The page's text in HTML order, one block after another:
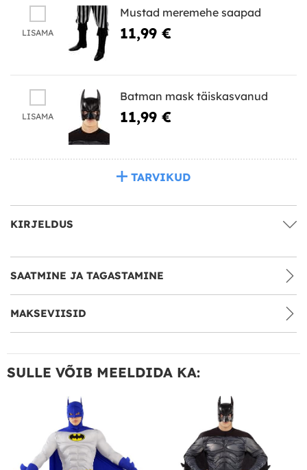
LISAMA
Mustad meremehe saapad
11,99 €
LISAMA
Batman mask täiskasvanud
11,99 €
TARVIKUD
KIRJELDUS
SAATMINE JA TAGASTAMINE
MAKSEVIISID
SULLE VÕIB MEELDIDA KA: